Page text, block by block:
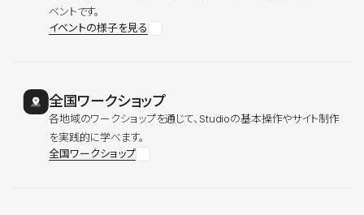
ベントです。
イベントの様子を見る
全国ワークショップ
各地域のワークショップを通じて、Studioの基本操作やサイト制作
を実践的に学べます。
全国ワークショップ